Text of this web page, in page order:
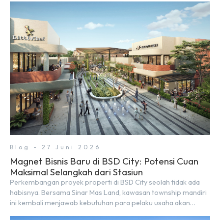
sekitar yang rindang, estetik, dan menenangkan. Sebagai
kawasan township terpadu, BSD City terus bertransformasi
menjadi area hunian modern yang sangat mendukung […]
Blog - 27 Juni 2026
Magnet Bisnis Baru di BSD City: Potensi Cuan
Maksimal Selangkah dari Stasiun
Perkembangan proyek properti di BSD City seolah tidak ada
habisnya. Bersama Sinar Mas Land, kawasan township mandiri
ini kembali menjawab kebutuhan para pelaku usaha akan